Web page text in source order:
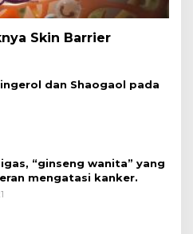
Skin Barrier
dan Shaogaol pada
“ginseng wanita” yang
mengatasi kanker.